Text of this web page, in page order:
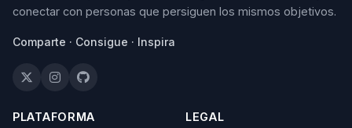
conectar con personas que persiguen los mismos objetivos.
Comparte · Consigue · Inspira
PLATAFORMA LEGAL